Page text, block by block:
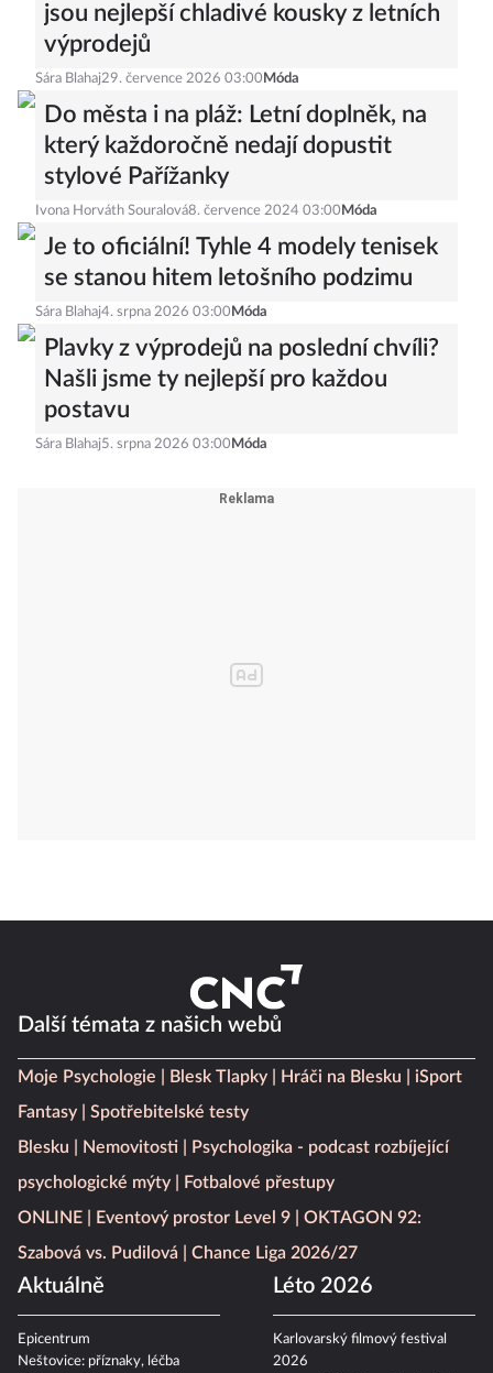
jsou nejlepší chladivé kousky z letních
výprodejů
Sára Blahaj29. července 2026 03:00 Móda
Do města i na pláž: Letní doplněk, na
který každoročně nedají dopustit
stylové Pařížanky
Ivona Horváth Souralová8. července 2024 03:00 Móda
Je to oficiální! Tyhle 4 modely tenisek
se stanou hitem letošního podzimu
Sára Blahaj4. srpna 2026 03:00 Móda
Plavky z výprodejů na poslední chvíli?
Našli jsme ty nejlepší pro každou
postavu
Sára Blahaj5. srpna 2026 03:00 Móda
Další témata z našich webů
Moje Psychologie Blesk Tlapky Hráči na Blesku
iSport
Fantasy
Spotřebitelské testy
Blesku
Nemovitosti
Psychologika - podcast rozbíjející
psychologické mýty
Fotbalové přestupy
ONLINE
Eventový prostor Level 9
OKTAGON 92:
Szabová vs. Pudilová
Chance Liga 2026/27
Aktuálně
Epicentrum
Neštovice: příznaky, léčba
Léto 2026
Karlovarský filmový festival
2026